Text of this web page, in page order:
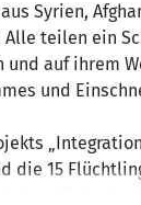
Syrien,
Alle teilen ein
auf ihrem
und
die 15